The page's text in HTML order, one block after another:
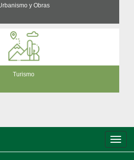
y Obras
Turismo
de